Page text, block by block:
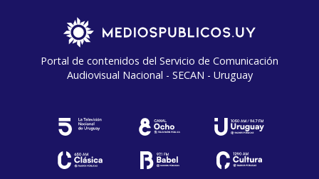
Portal de contenidos del Servicio de Comunicación
Audiovisual Nacional - SECAN - Uruguay